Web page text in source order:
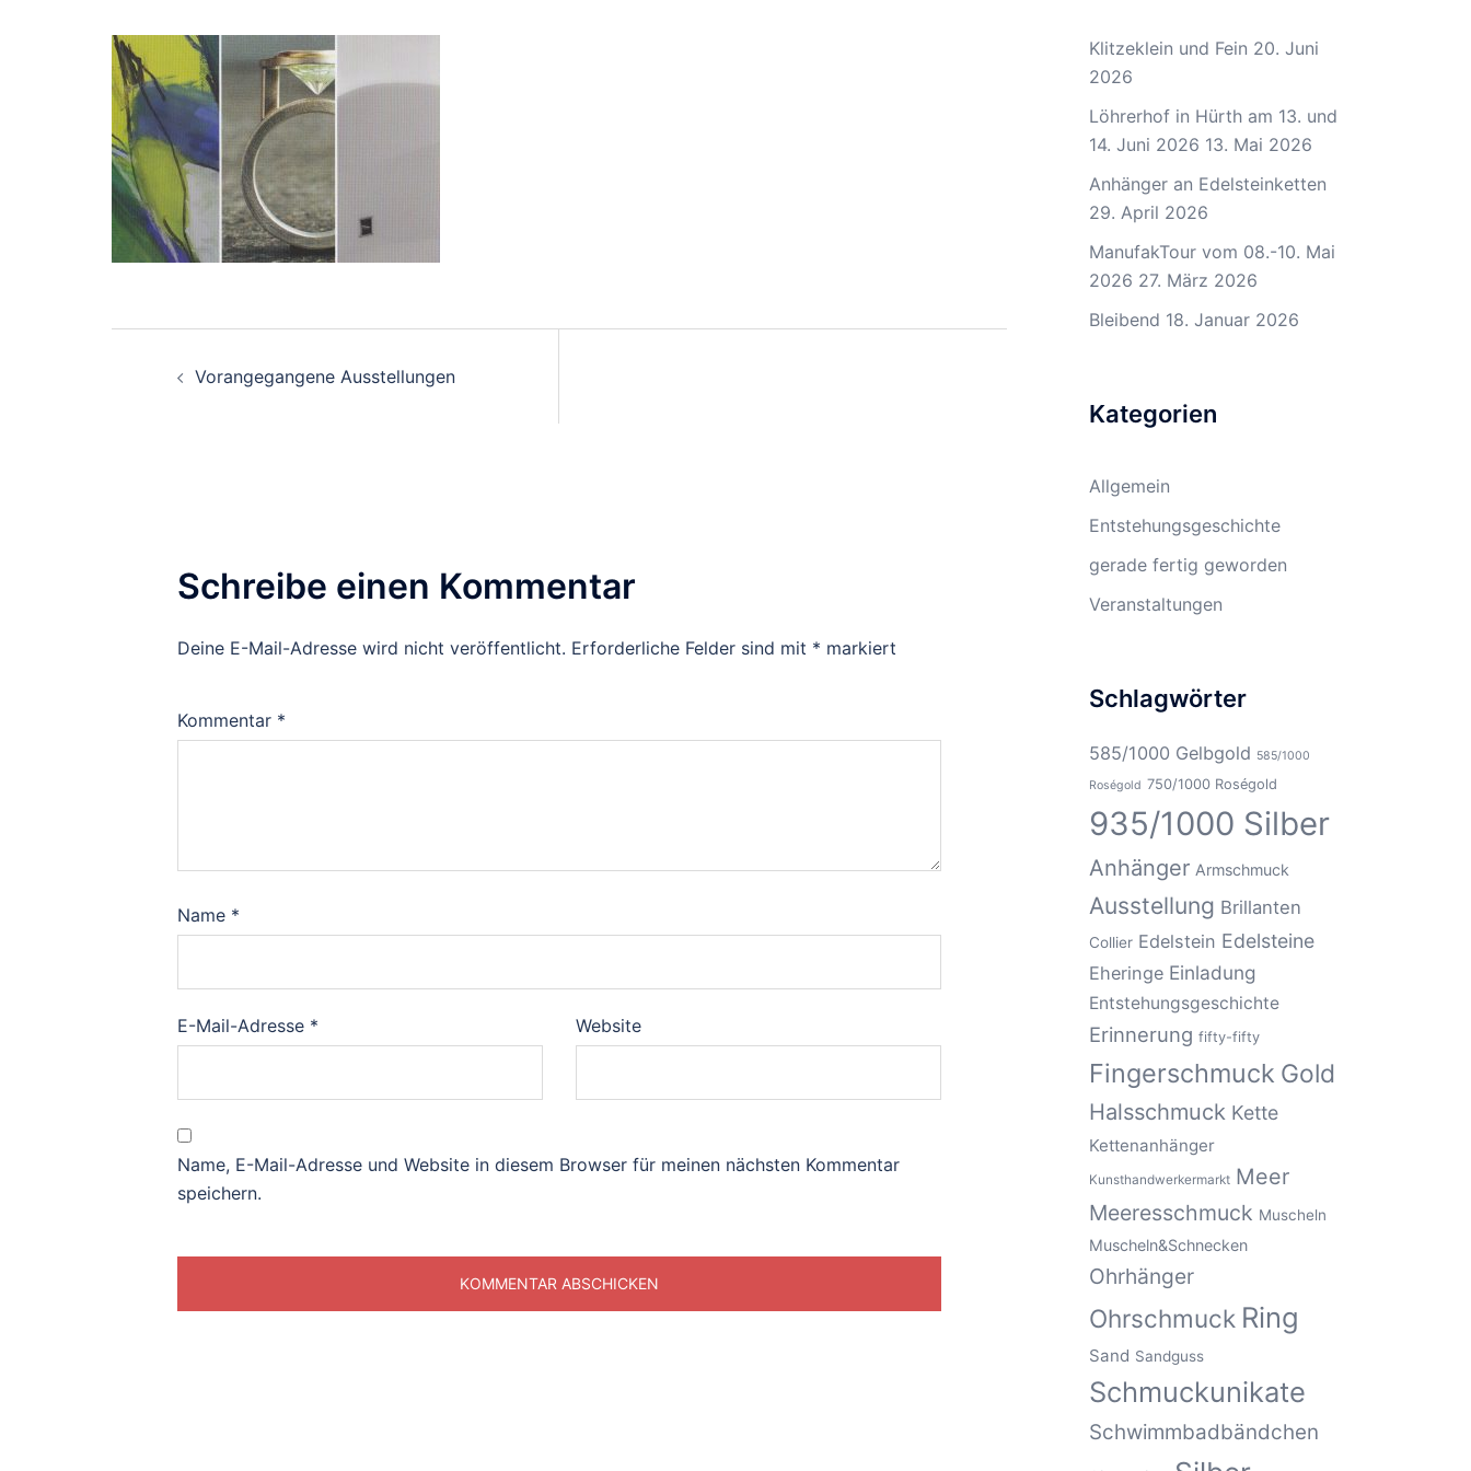
Vorangegangene Ausstellungen
Schreibe einen Kommentar
Deine E-Mail-Adresse wird nicht veröffentlicht. Erforderliche Felder sind mit * markiert
Kommentar *
Name *
E-Mail-Adresse * Website
Name, E-Mail-Adresse und Website in diesem Browser für meinen nächsten Kommentar
speichern.
Klitzeklein und Fein 20. Juni
2026
Löhrerhof in Hürth am 13. und
14. Juni 2026 13. Mai 2026
Anhänger an Edelsteinketten
29. April 2026
ManufakTour vom 08.-10. Mai
2026 27. März 2026
Bleibend 18. Januar 2026
Kategorien
Allgemein
Entstehungsgeschichte
gerade fertig geworden
Veranstaltungen
Schlagwörter
585/1000 Gelbgold 585/1000
Roségold 750/1000 Roségold
935/1000 Silber
Anhänger Armschmuck
Ausstellung Brillanten
Collier Edelstein Edelsteine
Eheringe Einladung
Entstehungsgeschichte
Erinnerung fifty-fifty
Fingerschmuck Gold
Halsschmuck Kette
Kettenanhänger
Kunsthandwerkermarkt Meer
Meeresschmuck Muscheln
Muscheln&Schnecken
Ohrhänger
Ohrschmuck Ring
Sand Sandguss
Schmuckunikate
Schwimmbadbändchen